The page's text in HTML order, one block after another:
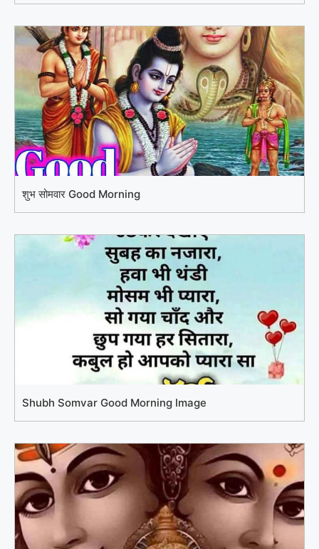
शुभ सोमवार Good Morning
Shubh Somvar Good Morning Image